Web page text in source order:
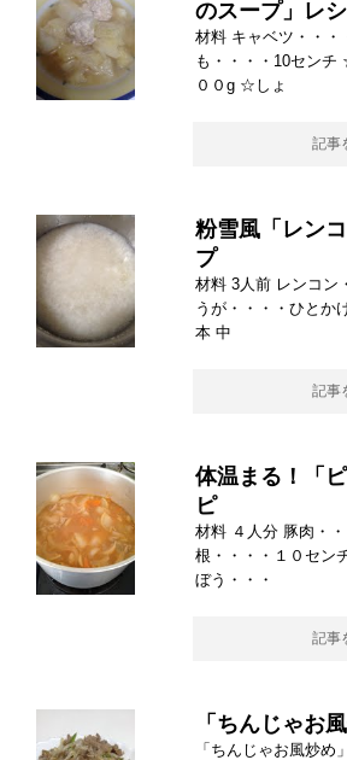
のスープ」レ
材料 キャベツ・・・
も・・・・10センチ
００g ☆しょ
記事
粉雪風「レン
プ
材料 3人前 レンコン
うが・・・・ひとか
本 中
記事
体温まる！「
ピ
材料 ４人分 豚肉・
根・・・・１０セン
ぼう・・・
記事
「ちんじゃお
「ちんじゃお風炒め